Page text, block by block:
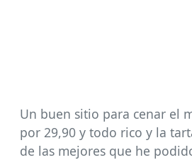
Un buen sitio para cenar el
por 29,90 y todo rico y la
de las mejores que he